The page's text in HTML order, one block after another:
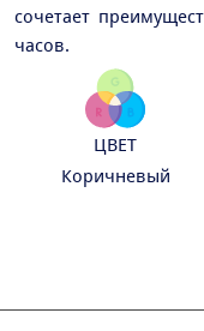
сочетает
часов.
ЦВЕТ
Коричневый